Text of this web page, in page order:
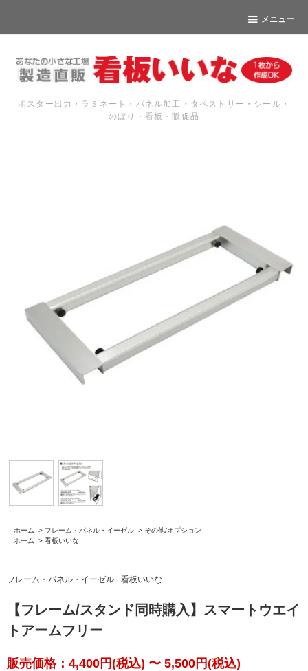
メニュー
ポスター出力・ラミネート・パネル加工・タペストリー・シール・
のぼり・看板・販促品
ホーム > フレーム・パネル・イーゼル > その他/オプション
ホーム
> 看板いいな
フレーム・パネル・イーゼル 看板いいな
【フレーム/スタンド同時購入】スマートウエイ
トアームフリー
販売価格：4,400円(税込) 〜 5,500円(税込)